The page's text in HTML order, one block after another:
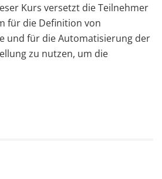
Kurs versetzt die Teilnehmer
für die Definition von
und für die Automatisierung der
zu nutzen, um die